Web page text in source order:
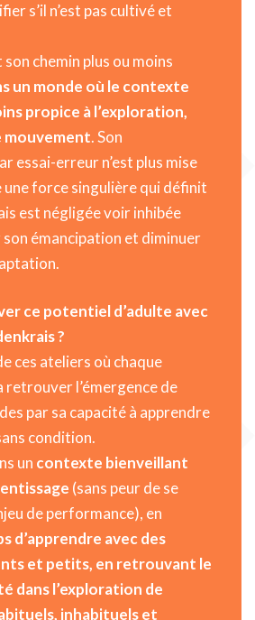
s’il n’est pas cultivé et
son chemin plus ou moins
un monde où le contexte
propice à l’exploration,
mouvement. Son
essai-erreur n’est plus mise
une force singulière qui définit
est négligée voir inhibée
émancipation et diminuer
ce potentiel d’adulte avec
?
ces ateliers où chaque
retrouver l’émergence de
par sa capacité à apprendre
condition.
un contexte bienveillant
(sans peur de se
de performance), en
d’apprendre avec des
et petits, en retrouvant le
dans l’exploration de
inhabituels et